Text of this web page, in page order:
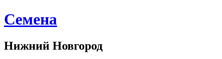
Cемена
Нижний Новгород